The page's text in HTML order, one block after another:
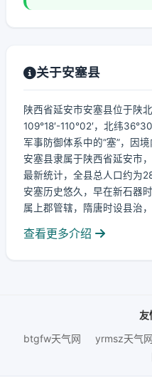
关于安塞县
陕西省延安市安塞县位于陕
109°18′-110°02′，北纬
军事防御体系中的“塞”，因
安塞县隶属于陕西省延安市
最新统计，全县总人口约为
安塞历史悠久，早在新石器
属上郡管辖，隋唐时设县治
查看更多介绍
友
btgfw天气网
yrmsz天气网